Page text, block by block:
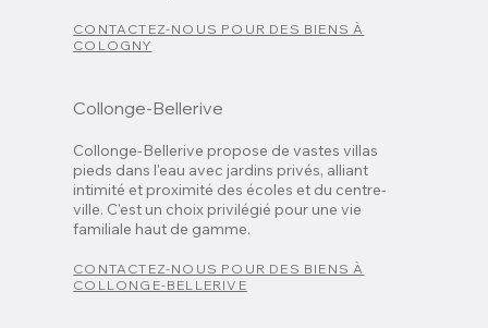
CONTACTEZ-NOUS POUR DES BIENS À
COLOGNY
Collonge-Bellerive
Collonge-Bellerive propose de vastes villas
pieds dans l'eau avec jardins privés, alliant
intimité et proximité des écoles et du centre-
ville. C'est un choix privilégié pour une vie
familiale haut de gamme.
CONTACTEZ-NOUS POUR DES BIENS À
COLLONGE-BELLERIVE